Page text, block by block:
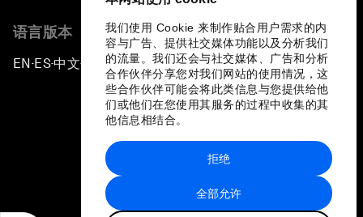
我们使用 Cookie 来制作贴合用户需求的内
容与广告、提供社交媒体功能以及分析我们
的流量。我们还会与社交媒体、广告和分析
合作伙伴分享您对我们网站的使用情况，这
些合作伙伴可能会将此类信息与您提供给他
们或他们在您使用其服务的过程中收集的其
他信息相结合。
全部允许
拒绝
语言版本
EN ▪ ES▪中文▪ 日本語
站点地图